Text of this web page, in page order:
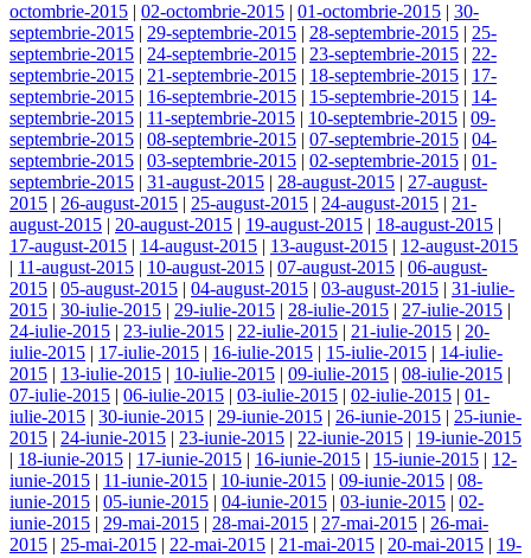
octombrie-2015 | 02-octombrie-2015 | 01-octombrie-2015 | 30-
septembrie-2015 | 29-septembrie-2015 | 28-septembrie-2015 | 25-
septembrie-2015 | 24-septembrie-2015 | 23-septembrie-2015 | 22-
septembrie-2015 | 21-septembrie-2015 | 18-septembrie-2015 | 17-
septembrie-2015 | 16-septembrie-2015 | 15-septembrie-2015 | 14-
septembrie-2015 | 11-septembrie-2015 | 10-septembrie-2015 | 09-
septembrie-2015 | 08-septembrie-2015 | 07-septembrie-2015 | 04-
septembrie-2015 | 03-septembrie-2015 | 02-septembrie-2015 | 01-
septembrie-2015 | 31-august-2015 | 28-august-2015 | 27-august-
2015 | 26-august-2015 | 25-august-2015 | 24-august-2015 | 21-
august-2015 | 20-august-2015 | 19-august-2015 | 18-august-2015 |
17-august-2015 | 14-august-2015 | 13-august-2015 | 12-august-2015
| 11-august-2015 | 10-august-2015 | 07-august-2015 | 06-august-
2015 | 05-august-2015 | 04-august-2015 | 03-august-2015 | 31-iulie-
2015 | 30-iulie-2015 | 29-iulie-2015 | 28-iulie-2015 | 27-iulie-2015 |
24-iulie-2015 | 23-iulie-2015 | 22-iulie-2015 | 21-iulie-2015 | 20-
iulie-2015 | 17-iulie-2015 | 16-iulie-2015 | 15-iulie-2015 | 14-iulie-
2015 | 13-iulie-2015 | 10-iulie-2015 | 09-iulie-2015 | 08-iulie-2015 |
07-iulie-2015 | 06-iulie-2015 | 03-iulie-2015 | 02-iulie-2015 | 01-
iulie-2015 | 30-iunie-2015 | 29-iunie-2015 | 26-iunie-2015 | 25-iunie-
2015 | 24-iunie-2015 | 23-iunie-2015 | 22-iunie-2015 | 19-iunie-2015
| 18-iunie-2015 | 17-iunie-2015 | 16-iunie-2015 | 15-iunie-2015 | 12-
iunie-2015 | 11-iunie-2015 | 10-iunie-2015 | 09-iunie-2015 | 08-
iunie-2015 | 05-iunie-2015 | 04-iunie-2015 | 03-iunie-2015 | 02-
iunie-2015 | 29-mai-2015 | 28-mai-2015 | 27-mai-2015 | 26-mai-
2015 | 25-mai-2015 | 22-mai-2015 | 21-mai-2015 | 20-mai-2015 | 19-